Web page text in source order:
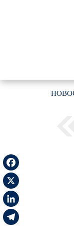
Facebook
X
LinkedIn